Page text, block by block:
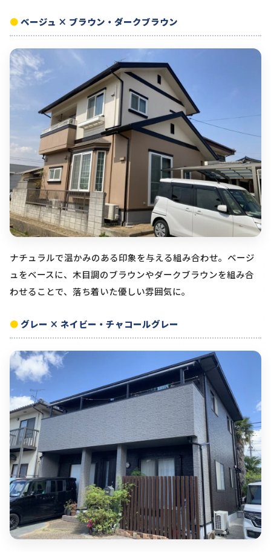
ベージュ × ブラウン・ダークブラウン
ナチュラルで温かみのある印象を与える組み合わせ。ベージ
ュをベースに、木目調のブラウンやダークブラウンを組み合
わせることで、落ち着いた優しい雰囲気に。
グレー × ネイビー・チャコールグレー